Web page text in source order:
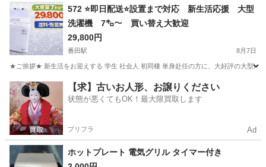
神奈川 横浜市 大倉山駅 生活家電
572 ⭐️即日配送⭐️設置まで対応 新生活応援 大型
洗濯機 7㌔〜 買い替え大歓迎
29,800円
番田駅 8月7日
★ご挨拶★ 新生活をお迎えする 学生 社会人 初同棲 単身赴任の方に、大好評の大型冷
神奈川 番田駅 生活家電 商品
【求】古いお人形、お譲りください
状態が悪くてもOK！最大限買取します
プリフラ Ad
ホットプレート 電気グリル タイマー付き